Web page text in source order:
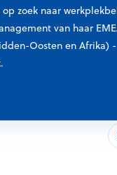
op zoek naar
van haar
Oosten en Afrika) -
S
h